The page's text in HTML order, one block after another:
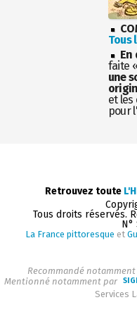
Tous
En
faite
une
et les
pour
Retrouvez toute
Tous droits réservés.
N°
La France pittoresque et
Recommandé
Mentionné notamment par
Services